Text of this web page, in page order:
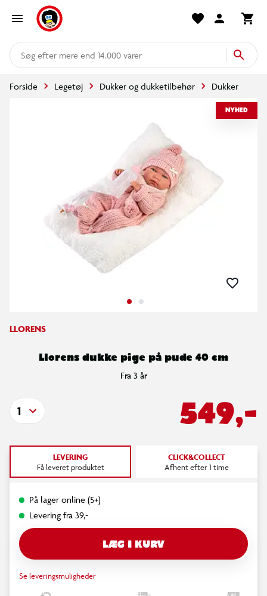
mere end 14.000 varer
Forside Legetøj Dukker og dukketilbehør Dukker
NYHED
LLORENS
Llorens dukke pige på pude 40 cm
Fra 3 år
549,-
1
LEVERING
Få leveret produktet
CLICK&COLLECT
Afhent efter 1 time
På lager online (5+)
Levering fra 39,-
LÆG I KURV
Se leveringsmuligheder